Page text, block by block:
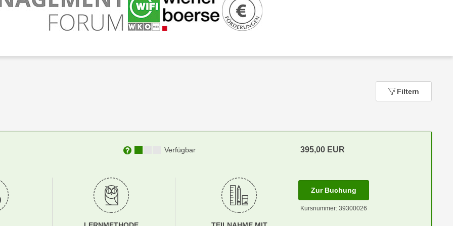
Filtern
Kursverfügbarkeit:
Verfügbar 395,00 EUR
Zur Buchungfür Termin: 16.09.2026 -
Kursnummer: 39300026